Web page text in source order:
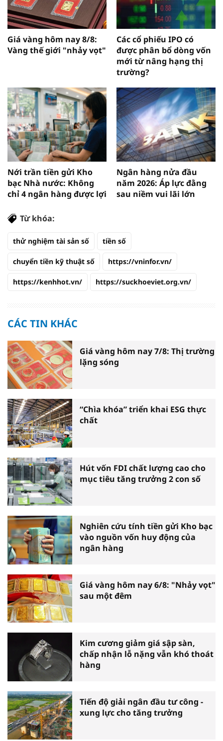
Giá vàng hôm nay 8/8:
Vàng thế giới "nhảy vọt"
Các cổ phiếu IPO có
được phân bổ dòng vốn
mới từ nâng hạng thị
trường?
Nới trần tiền gửi Kho
bạc Nhà nước: Không
chỉ 4 ngân hàng được lợi
Ngân hàng nửa đầu
năm 2026: Áp lực đằng
sau niềm vui lãi lớn
Từ khóa:
thử nghiệm tài sản số tiền số
chuyển tiền kỹ thuật số https://vninfor.vn/
https://kenhhot.vn/ https://suckhoeviet.org.vn/
CÁC TIN KHÁC
Giá vàng hôm nay 7/8: Thị trường
lặng sóng
“Chìa khóa” triển khai ESG thực
chất
Hút vốn FDI chất lượng cao cho
mục tiêu tăng trưởng 2 con số
Nghiên cứu tính tiền gửi Kho bạc
vào nguồn vốn huy động của
ngân hàng
Giá vàng hôm nay 6/8: "Nhảy vọt"
sau một đêm
Kim cương giảm giá sập sàn,
chấp nhận lỗ nặng vẫn khó thoát
hàng
Tiến độ giải ngân đầu tư công -
xung lực cho tăng trưởng